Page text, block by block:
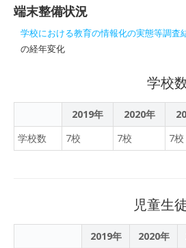
な
し
告
続
端末整備状況
学校における教育の情報化の実態等調査
の経年変化
学校
2019年 2020年
学校数
7校 7校 7校
児童生
2019年 2020年